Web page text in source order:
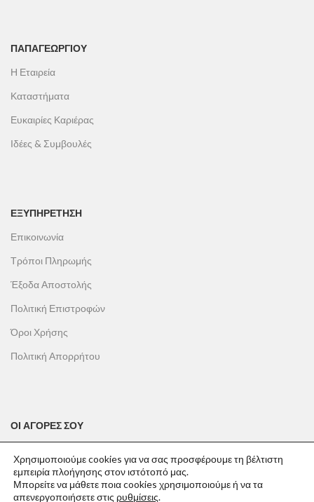
ΠΑΠΑΓΕΩΡΓΊΟΥ
Η Εταιρεία
Καταστήματα
Ευκαιρίες Καριέρας
Ιδέες & Συμβουλές
ΕΞΥΠΗΡΕΤΗΣΗ
Επικοινωνία
Τρόποι Πληρωμής
Έξοδα Αποστολής
Πολιτική Επιστροφών
Όροι Χρήσης
Πολιτική Απορρήτου
ΟΙ ΑΓΟΡΕΣ ΣΟΥ
Το καλάθι σου
Οι παραγγελίες σου
Χρησιμοποιούμε cookies για να σας προσφέρουμε τη βέλτιστη
εμπειρία πλοήγησης στον ιστότοπό μας.
Μπορείτε να μάθετε ποια cookies χρησιμοποιούμε ή να τα
απενεργοποιήσετε στις ρυθμίσεις.